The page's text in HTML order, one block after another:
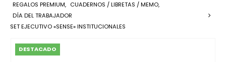
REGALOS PREMIUM, CUADERNOS / LIBRETAS / MEMO,
DÍA DEL TRABAJADOR
SET EJECUTIVO «SENSE» INSTITUCIONALES
DESTACADO